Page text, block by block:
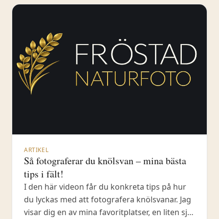
ARTIKEL
Så fotograferar du knölsvan – mina bästa
tips i fält!
I den här videon får du konkreta tips på hur
du lyckas med att fotografera knölsvanar. Jag
visar dig en av mina favoritplatser, en liten sjö